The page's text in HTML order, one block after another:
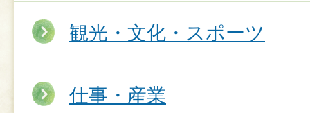
観光・文化・スポーツ
仕事・産業